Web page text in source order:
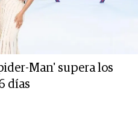
Man' supera los
días